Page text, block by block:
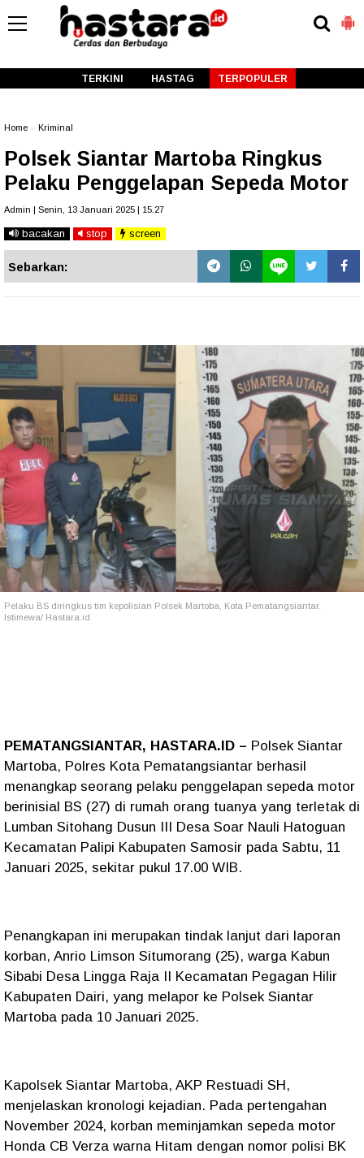
TERKINI HASTAG TERPOPULER
Home Kriminal
Polsek Siantar Martoba Ringkus
Pelaku Penggelapan Sepeda Motor
Admin | Senin, 13 Januari 2025 | 15.27
bacakan stop screen
Sebarkan:
Pelaku BS diringkus tim kepolisian Polsek Martoba, Kota Pematangsiantar.
Istimewa/ Hastara.id
PEMATANGSIANTAR, HASTARA.ID – Polsek Siantar
Martoba, Polres Kota Pematangsiantar berhasil
menangkap seorang pelaku penggelapan sepeda motor
berinisial BS (27) di rumah orang tuanya yang terletak di
Lumban Sitohang Dusun III Desa Soar Nauli Hatoguan
Kecamatan Palipi Kabupaten Samosir pada Sabtu, 11
Januari 2025, sekitar pukul 17.00 WIB.
Penangkapan ini merupakan tindak lanjut dari laporan
korban, Anrio Limson Situmorang (25), warga Kabun
Sibabi Desa Lingga Raja II Kecamatan Pegagan Hilir
Kabupaten Dairi, yang melapor ke Polsek Siantar
Martoba pada 10 Januari 2025.
Kapolsek Siantar Martoba, AKP Restuadi SH,
menjelaskan kronologi kejadian. Pada pertengahan
November 2024, korban meminjamkan sepeda motor
Honda CB Verza warna Hitam dengan nomor polisi BK